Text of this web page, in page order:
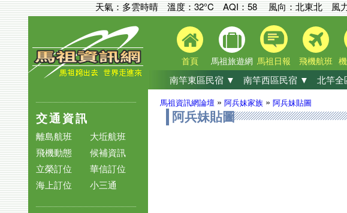
天氣：多雲時晴 溫度：32°CAQI：58 風向：北東北 風
首頁 馬祖旅遊網 馬祖日報 飛機航班
南竿東區民宿 ▼ 南竿西區民宿 ▼ 北竿
交通資訊
離島航班
大坵航班
飛機動態
候補資訊
立榮訂位
華信訂位
海上訂位
小三通
馬祖資訊網論壇 » 阿兵妹家族 » 阿兵妹貼圖
阿兵妹貼圖